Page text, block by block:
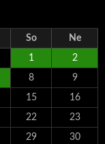
So Ne
1 2
8 9
15 16
22 23
29 30